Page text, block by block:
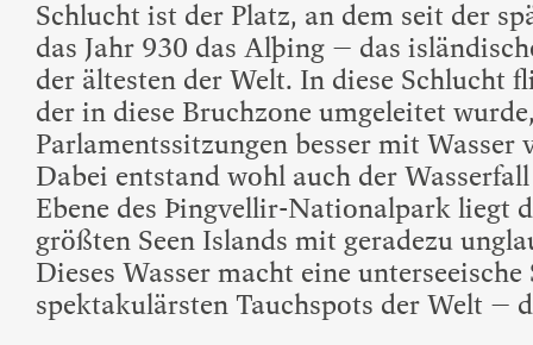
Schlucht ist der Platz, an dem seit der
das Jahr 930 das Alþing – das
der ältesten der Welt. In diese Schlucht
der in diese Bruchzone umgeleitet
Parlamentssitzungen besser mit Wasser
Dabei entstand wohl auch der
Ebene des Þingvellir-Nationalpark liegt
größten Seen Islands mit geradezu
Dieses Wasser macht eine
spektakulärsten Tauchspots der Welt –